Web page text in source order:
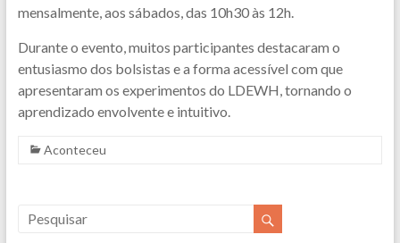
mensalmente, aos sábados, das 10h30 às 12h.
Durante o evento, muitos participantes destacaram o
entusiasmo dos bolsistas e a forma acessível com que
apresentaram os experimentos do LDEWH, tornando o
aprendizado envolvente e intuitivo.
Aconteceu